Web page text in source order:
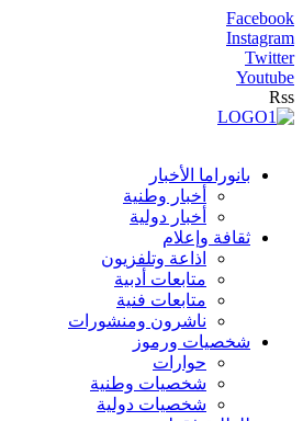
Facebook
Instagram
Twitter
Youtube
Rss
بانوراما الأخبار
أخبار وطنية
أخبار دولية
ثقافة وإعلام
اذاعة وتلفزيون
متابعات أدبية
متابعات فنية
ناشرون ومنشورات
شخصيات ورموز
حوارات
شخصيات وطنية
شخصيات دولية